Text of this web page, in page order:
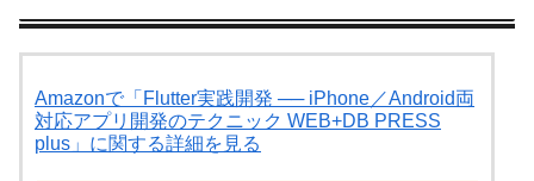
Amazonで「Flutter実践開発 ── iPhone／Android両
対応アプリ開発のテクニック WEB+DB PRESS
plus」に関する詳細を見る